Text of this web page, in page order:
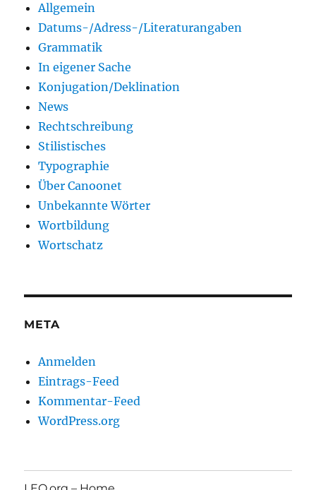
Allgemein
Datums-/Adress-/Literaturangaben
Grammatik
In eigener Sache
Konjugation/Deklination
News
Rechtschreibung
Stilistisches
Typographie
Über Canoonet
Unbekannte Wörter
Wortbildung
Wortschatz
META
Anmelden
Eintrags-Feed
Kommentar-Feed
WordPress.org